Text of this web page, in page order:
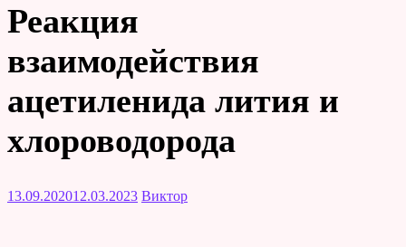
Реакция
взаимодействия
ацетиленида лития и
хлороводорода
13.09.202012.03.2023 Виктор